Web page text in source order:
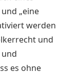
„eine
werden
und
es ohne